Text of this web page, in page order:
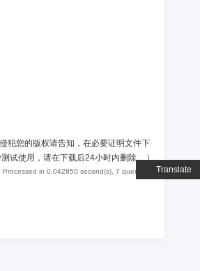
Translate
犯您的版权请告知，在必要证明文件下
试使用，请在下载后24小时内删除。)
, Processed in 0.042850 second(s), 7 queries .